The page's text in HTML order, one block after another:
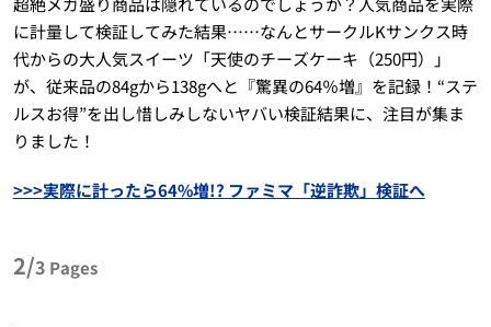
に計量して検証してみた結果……なんとサークルKサンクス時
代からの大人気スイーツ「天使のチーズケーキ（250円）」
が、従来品の84gから138gへと『驚異の64％増』を記録！“ステ
ルスお得”を出し惜しみしないヤバい検証結果に、注目が集ま
りました！
>>>実際に計ったら64%増!? ファミマ「逆詐欺」検証へ
2/3 Pages